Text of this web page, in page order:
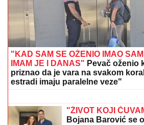
"NE UMIRE SE ZA
PUCALI U TEBE"
oglašavanje
nakon veridbe
"Znali su šta rade"
Hitno uključivanje
emisiju, otkrio
Majom: "Mevlida je